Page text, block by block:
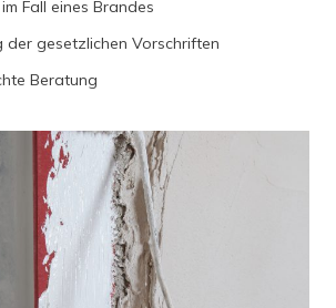
Fall eines Brandes
der gesetzlichen Vorschriften
Beratung